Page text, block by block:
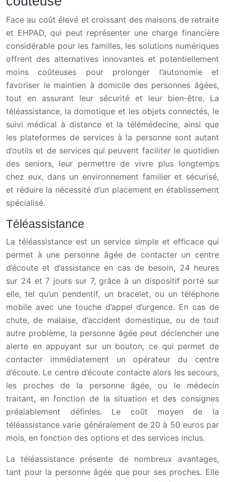
Face au coût élevé et croissant des maisons de retraite
et EHPAD, qui peut représenter une charge financière
considérable pour les familles, les solutions numériques
offrent des alternatives innovantes et potentiellement
moins coûteuses pour prolonger l’autonomie et
favoriser le maintien à domicile des personnes âgées,
tout en assurant leur sécurité et leur bien-être. La
téléassistance, la domotique et les objets connectés, le
suivi médical à distance et la télémédecine, ainsi que
les plateformes de services à la personne sont autant
d’outils et de services qui peuvent faciliter le quotidien
des seniors, leur permettre de vivre plus longtemps
chez eux, dans un environnement familier et sécurisé,
et réduire la nécessité d’un placement en établissement
spécialisé.
Téléassistance
La téléassistance est un service simple et efficace qui
permet à une personne âgée de contacter un centre
d’écoute et d’assistance en cas de besoin, 24 heures
sur 24 et 7 jours sur 7, grâce à un dispositif porté sur
elle, tel qu’un pendentif, un bracelet, ou un téléphone
mobile avec une touche d’appel d’urgence. En cas de
chute, de malaise, d’accident domestique, ou de tout
autre problème, la personne âgée peut déclencher une
alerte en appuyant sur un bouton, ce qui permet de
contacter immédiatement un opérateur du centre
d’écoute. Le centre d’écoute contacte alors les secours,
les proches de la personne âgée, ou le médecin
traitant, en fonction de la situation et des consignes
préalablement définies. Le coût moyen de la
téléassistance varie généralement de 20 à 50 euros par
mois, en fonction des options et des services inclus.
La téléassistance présente de nombreux avantages,
tant pour la personne âgée que pour ses proches. Elle